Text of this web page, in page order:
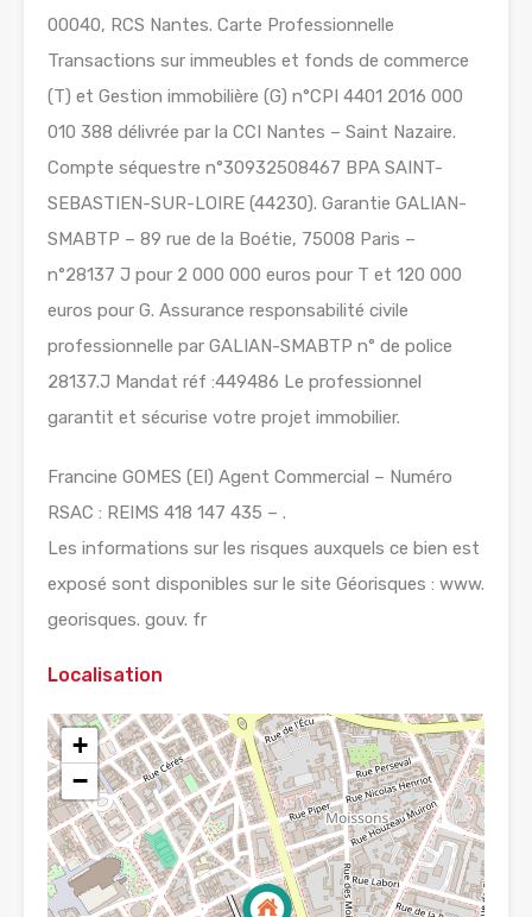
00040, RCS Nantes. Carte Professionnelle
Transactions sur immeubles et fonds de commerce
(T) et Gestion immobilière (G) n°CPI 4401 2016 000
010 388 délivrée par la CCI Nantes – Saint Nazaire.
Compte séquestre n°30932508467 BPA SAINT-
SEBASTIEN-SUR-LOIRE (44230). Garantie GALIAN-
SMABTP – 89 rue de la Boétie, 75008 Paris –
n°28137 J pour 2 000 000 euros pour T et 120 000
euros pour G. Assurance responsabilité civile
professionnelle par GALIAN-SMABTP n° de police
28137.J Mandat réf :449486 Le professionnel
garantit et sécurise votre projet immobilier.
Francine GOMES (EI) Agent Commercial – Numéro
RSAC : REIMS 418 147 435 – .
Les informations sur les risques auxquels ce bien est
exposé sont disponibles sur le site Géorisques : www.
georisques. gouv. fr
Localisation
+
−